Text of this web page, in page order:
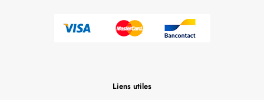
Liens utiles